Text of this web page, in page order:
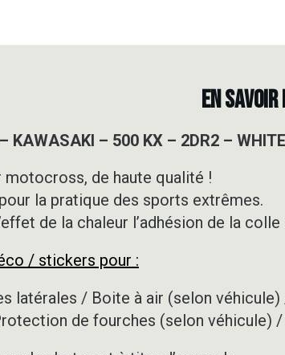
EN
– 500 KX – 2DR2 – WHITE
de haute qualité !
la pratique des sports extrêmes.
de la chaleur l’adhésion de la
/ stickers pour :
latérales / Boite à air (selon
de fourches (selon véhicule)